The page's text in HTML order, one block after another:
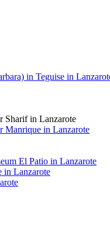
in Teguise in
Sharif in Lanzarote
Manrique in Lanzarote
El Patio in Lanzarote
in Lanzarote